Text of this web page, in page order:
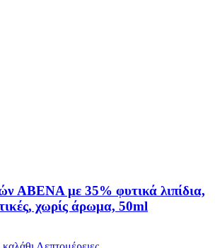
ABENA με 35% φυτικά λιπίδια,
χωρίς άρωμα, 50ml